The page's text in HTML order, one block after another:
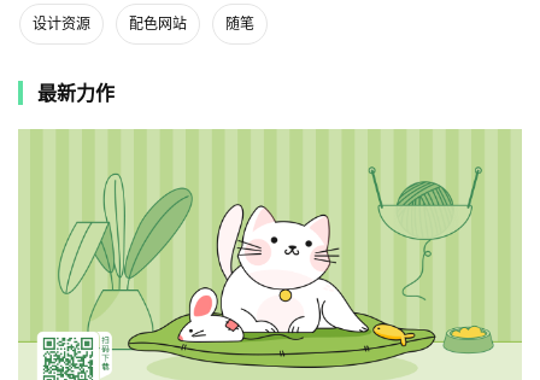
设计资源 配色网站 随笔
最新力作